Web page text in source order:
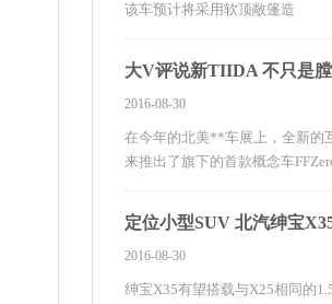
该车预计将采用软顶敞篷造
大V评说新TIIDA 不只是
2016-08-30
在今年的北美**车展上，全新的
来推出了旗下的首款概念车
定位小型SUV 北汽绅宝
2016-08-30
绅宝X35有望搭载与X25相同的